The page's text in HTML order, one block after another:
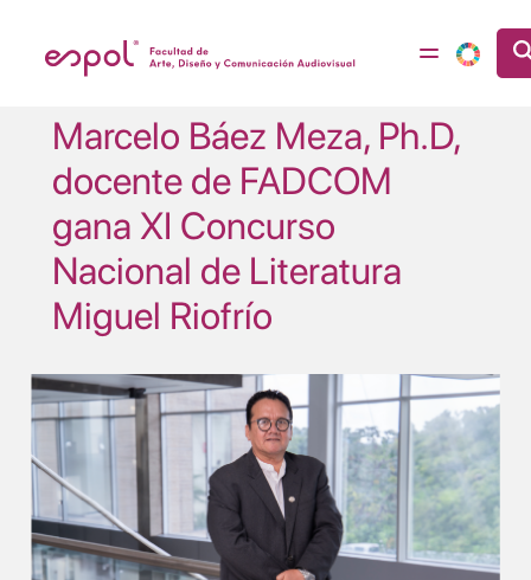
Marcelo Báez Meza, Ph.D,
docente de FADCOM
gana XI Concurso
Nacional de Literatura
Miguel Riofrío
Image